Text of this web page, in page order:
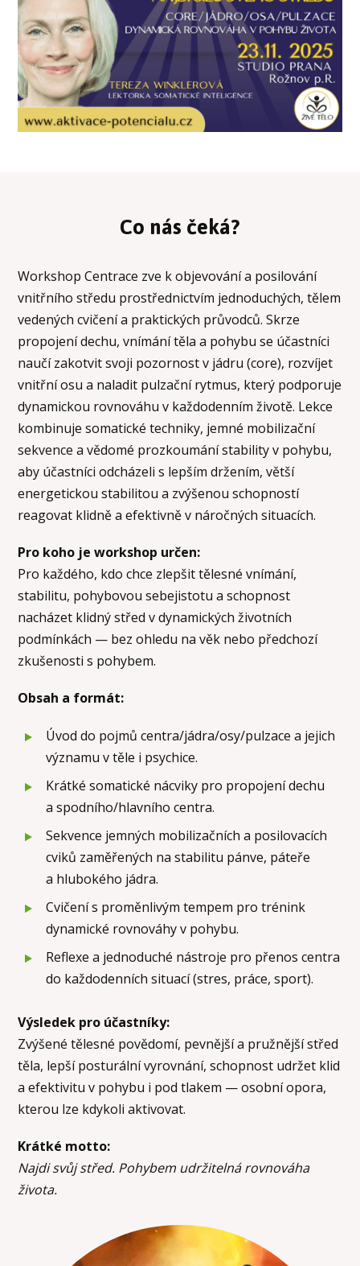
Co nás čeká?
Workshop Centrace zve k objevování a posilování
vnitřního středu prostřednictvím jednoduchých, tělem
vedených cvičení a praktických průvodců. Skrze
propojení dechu, vnímání těla a pohybu se účastníci
naučí zakotvit svoji pozornost v jádru (core), rozvíjet
vnitřní osu a naladit pulzační rytmus, který podporuje
dynamickou rovnováhu v každodenním životě. Lekce
kombinuje somatické techniky, jemné mobilizační
sekvence a vědomé prozkoumání stability v pohybu,
aby účastníci odcházeli s lepším držením, větší
energetickou stabilitou a zvýšenou schopností
reagovat klidně a efektivně v náročných situacích.
Pro koho je workshop určen:
Pro každého, kdo chce zlepšit tělesné vnímání,
stabilitu, pohybovou sebejistotu a schopnost
nacházet klidný střed v dynamických životních
podmínkách — bez ohledu na věk nebo předchozí
zkušenosti s pohybem.
Obsah a formát:
Úvod do pojmů centra/jádra/osy/pulzace a jejich
významu v těle i psychice.
⁠Krátké somatické nácviky pro propojení dechu
a spodního/hlavního centra.
⁠Sekvence jemných mobilizačních a posilovacích
cviků zaměřených na stabilitu pánve, páteře
a hlubokého jádra.
⁠Cvičení s proměnlivým tempem pro trénink
dynamické rovnováhy v pohybu.
⁠Reflexe a jednoduché nástroje pro přenos centra
do každodenních situací (stres, práce, sport).
Výsledek pro účastníky:
Zvýšené tělesné povědomí, pevnější a pružnější střed
těla, lepší posturální vyrovnání, schopnost udržet klid
a efektivitu v pohybu i pod tlakem — osobní opora,
kterou lze kdykoli aktivovat.
Krátké motto:
Najdi svůj střed. Pohybem udržitelná rovnováha
života.